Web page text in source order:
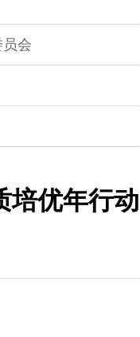
会
培优年行动